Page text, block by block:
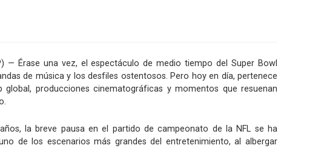
— Érase una vez, el espectáculo de medio tiempo del Super Bowl
de música y los desfiles ostentosos. Pero hoy en día, pertenece
global, producciones cinematográficas y momentos que resuenan
la breve pausa en el partido de campeonato de la NFL se ha
de los escenarios más grandes del entretenimiento, al albergar